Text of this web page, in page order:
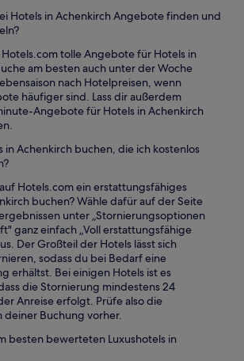
Hotels in Achenkirch Angebote finden und
tolle Angebote für Hotels in
am besten auch unter der Woche
nach Hotelpreisen, wenn
häufiger sind. Lass dir außerdem
Angebote für Hotels in Achenkirch
in Achenkirch buchen, die ich kostenlos
Hotels.com ein erstattungsfähiges
buchen? Wähle dafür auf der Seite
unter „Stornierungsoptionen
ganz einfach „Voll erstattungsfähige
Der Großteil der Hotels lässt sich
sodass du bei Bedarf eine
erhältst. Bei einigen Hotels ist es
die Stornierung mindestens 24
Anreise erfolgt. Prüfe also die
deiner Buchung vorher.
besten bewerteten Luxushotels in